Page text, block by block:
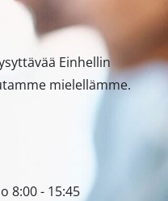
Einhellin
mielellämme.
8:00 - 15:45